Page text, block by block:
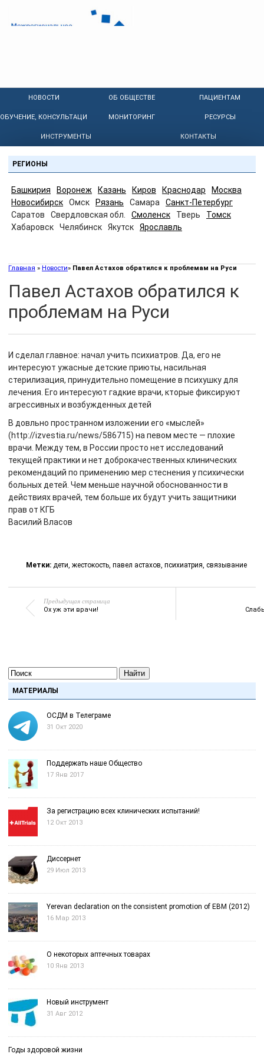
НОВОСТИ ОБ ОБЩЕСТВЕ ПАЦИЕНТАМ
ОБУЧЕНИЕ, КОНСУЛЬТАЦИИ МОНИТОРИНГ РЕСУРСЫ
ИНСТРУМЕНТЫ КОНТАКТЫ
РЕГИОНЫ
Башкирия Воронеж Казань Киров Краснодар
Москва
Новосибирск
Омск Рязань Самара
Санкт-Петербург
Саратов
Свердловская обл. Смоленск Тверь
Томск
Хабаровск
Челябинск Якутск Ярославль
Главная » Новости» Павел Астахов обратился к проблемам на Руси
Павел Астахов обратился к
проблемам на Руси
И сделал главное: начал учить психиатров. Да, его не
интересуют ужасные детские приюты, насильная
стерилизация, принудительно помещение в психушку для
лечения. Его интересуют гадкие врачи, кторые фиксируют
агрессивных и возбужденных детей
В довльно пространном изложении его «мыслей»
(http://izvestia.ru/news/586715) на певом месте — плохие
врачи. Между тем, в России просто нет исследований
текущей практики и нет доброкачественных клинических
рекомендаций по применению мер стеснения у психически
больных детей. Чем меньше научной обоснованности в
действиях врачей, тем больше их будут учить защитники
прав от КГБ
Василий Власов
Метки: дети, жестокость, павел астахов, психиатрия, связывание
Предыдущая страница
Ох уж эти врачи!
Найти
МАТЕРИАЛЫ
ОСДМ в Телеграме
31 Окт 2020
Поддержать наше Общество
17 Янв 2017
За регистрацию всех клинических испытаний!
12 Окт 2013
Диссернет
29 Июл 2013
Yerevan declaration on the consistent promotion of EBM (2012)
16 Мар 2013
О некоторых аптечных товарах
10 Янв 2013
Новый инструмент
31 Авг 2012
Годы здоровой жизни